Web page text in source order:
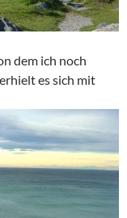
dem ich noch
es sich mit